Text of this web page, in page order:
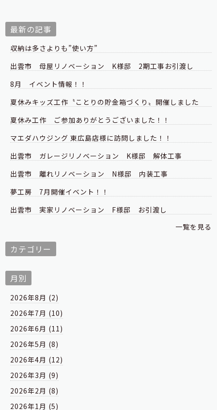
最新の記事
収納は多さよりも”使い方”
出雲市 母屋リノベーション K様邸 2期工事お引渡し
8月 イベント情報！！
夏休みキッズ工作〝ことりの貯金箱づくり〟開催しました
夏休み工作 ご参加ありがとうございました！！
マエダハウジング 東広島店様に訪問しました！！
出雲市 ガレージリノベーション K様邸 解体工事
出雲市 離れリノベーション N様邸 内装工事
夢工房 7月開催イベント！！
出雲市 実家リノベーション F様邸 お引渡し
一覧を見る
カテゴリー
月別
2026年8月 (2)
2026年7月 (10)
2026年6月 (11)
2026年5月 (8)
2026年4月 (12)
2026年3月 (9)
2026年2月 (8)
2026年1月 (5)